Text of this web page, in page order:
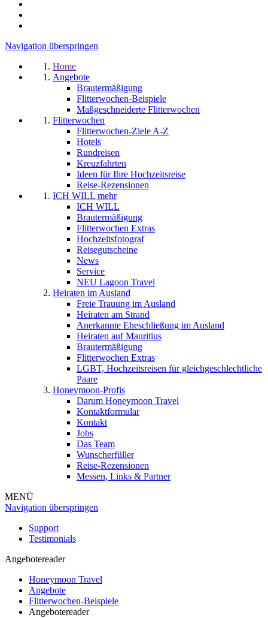
Navigation überspringen
Home
Angebote
Brautermäßigung
Flitterwochen-Beispiele
Maßgeschneiderte Flitterwochen
Flitterwochen
Flitterwochen-Ziele A-Z
Hotels
Rundreisen
Kreuzfahrten
Ideen für Ihre Hochzeitsreise
Reise-Rezensionen
ICH WILL mehr
ICH WILL
Brautermäßigung
Flitterwochen Extras
Hochzeitsfotograf
Reisegutscheine
News
Service
NEU Lagoon Travel
Heiraten im Ausland
Freie Trauung im Ausland
Heiraten am Strand
Anerkannte Eheschließung im Ausland
Heiraten auf Mauritius
Brautermäßigung
Flitterwochen Extras
LGBT, Hochzeitsreisen für gleichgeschlechtliche
Paare
Honeymoon-Profis
Darum Honeymoon Travel
Kontaktformular
Kontakt
Jobs
Das Team
Wunscherfüller
Reise-Rezensionen
Messen, Links & Partner
MENÜ
Navigation überspringen
Support
Testimonials
Angebotereader
Honeymoon Travel
Angebote
Flitterwochen-Beispiele
Angebotereader